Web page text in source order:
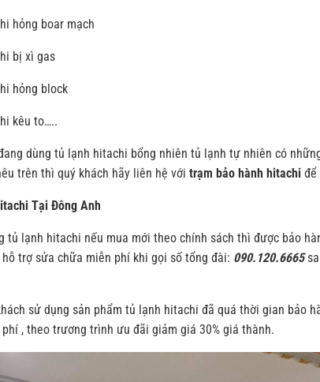
hỏng boar mạch
bị xì gas
hỏng block
kêu to…..
dùng tủ lạnh hitachi bổng nhiên tủ lạnh tự nhiên có
trên thì quý khách hãy liên hệ với trạm bảo hành hitachi để
Tại Đông Anh
tủ lạnh hitachi nếu mua mới theo chính sách thì được bảo
trợ sửa chữa miễn phí khi gọi số tổng đài: 090.120.6665
sử dụng sản phẩm tủ lạnh hitachi đã quá thời gian bảo
, theo trương trình ưu đãi giảm giá 30% giá thành.